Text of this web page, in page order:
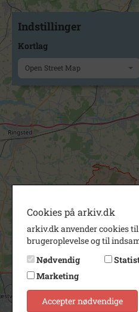
Indstillinger
Kortlag
Open Street Map
Cookies på arkiv.dk
arkiv.dk anvender cookies
brugeroplevelse og til
Nødvendig
Marketing
Accepter nødvendige